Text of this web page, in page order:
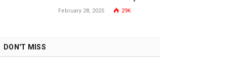
February 28, 2025 29K
DON'T MISS